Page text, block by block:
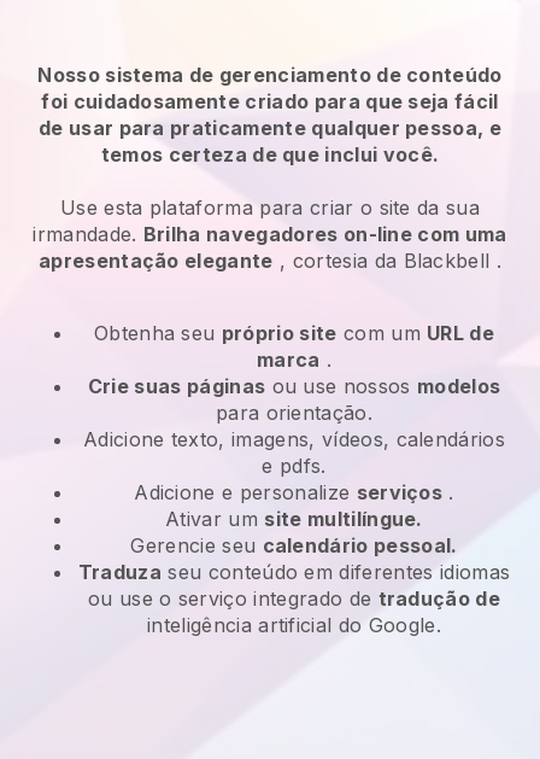
Nosso sistema de gerenciamento de conteúdo
foi cuidadosamente criado para que seja fácil
de usar para praticamente qualquer pessoa, e
temos certeza de que inclui você.
Use esta plataforma para criar o site da sua
irmandade. Brilha navegadores on-line com uma
apresentação elegante , cortesia da Blackbell .
Obtenha seu próprio site com um URL de
marca .
Crie suas páginas ou use nossos modelos
para orientação.
Adicione texto, imagens, vídeos, calendários
e pdfs.
Adicione e personalize serviços .
Ativar um site multilíngue.
Gerencie seu calendário pessoal.
Traduza seu conteúdo em diferentes idiomas
ou use o serviço integrado de tradução de
inteligência artificial do Google.